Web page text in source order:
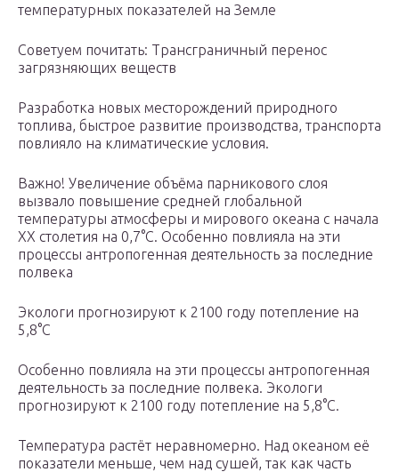
температурных показателей на Земле
Советуем почитать: Трансграничный перенос
загрязняющих веществ
Разработка новых месторождений природного
топлива, быстрое развитие производства, транспорта
повлияло на климатические условия.
Важно! Увеличение объёма парникового слоя
вызвало повышение средней глобальной
температуры атмосферы и мирового океана с начала
XX столетия на 0,7°С. Особенно повлияла на эти
процессы антропогенная деятельность за последние
полвека
Экологи прогнозируют к 2100 году потепление на
5,8°С
Особенно повлияла на эти процессы антропогенная
деятельность за последние полвека. Экологи
прогнозируют к 2100 году потепление на 5,8°С.
Температура растёт неравномерно. Над океаном её
показатели меньше, чем над сушей, так как часть